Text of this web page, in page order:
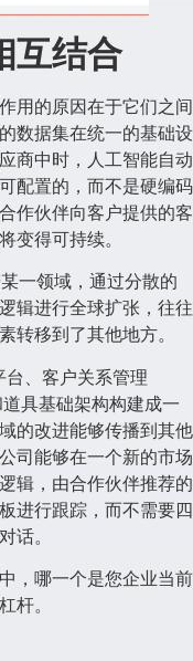
互结合
用的原因在于它们之间
数据集在统一的基础设
商中时，人工智能自动
配置的，而不是硬编码
作伙伴向客户提供的客
变得可持续。
一领域，通过分散的
辑进行全球扩张，往往
转移到了其他地方。
、客户关系管理
具基础架构构建成一
的改进能够传播到其他
司能够在一个新的市场
辑，由合作伙伴推荐的
进行跟踪，而不需要四
话。
，哪一个是您企业当前
杆。